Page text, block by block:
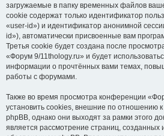
загружаемые в папку временных файлов
cookie содержат только идентификатор
«user-id») и идентификатор анонимной
id»), автоматически присвоенные вам
Третья cookie будет создана после
«Форум 9/11thology.ru» и будет
информации о прочтённых вами темах,
работы с форумами.
Также во время просмотра конференции
установить cookies, внешние по отношению
phpBB, однако они выходят за рамки этого
является рассмотрение страниц,